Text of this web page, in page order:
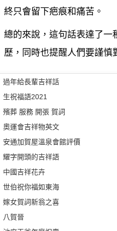
終只會留下疤痕和痛苦。
總的來說，這句話表達了一
歷，同時也提醒人們要謹慎
過年給長輩吉祥話
生祝福語2021
殯葬 服務 開張 賀詞
奧運會吉祥物英文
安通加賀屋溫泉會館評價
耀字開頭的吉祥語
中國吉祥花卉
世伯祝你福如東海
嫁女賀詞新翁之喜
八賀晉